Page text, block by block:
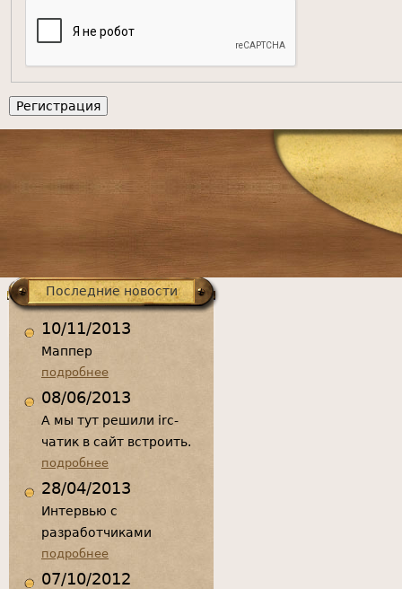
Главное
меню
Последние новости
10/11/2013
Маппер
подробнее
08/06/2013
А мы тут решили irc-
чатик в сайт встроить.
подробнее
28/04/2013
Интервью с
разработчиками
подробнее
07/10/2012